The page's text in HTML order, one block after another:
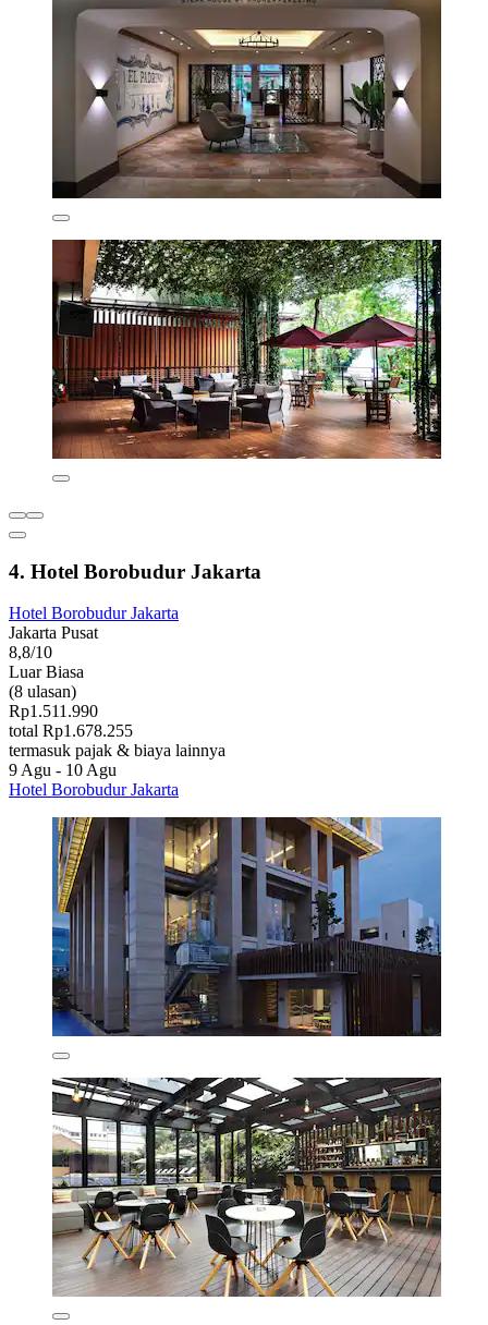
4. Hotel Borobudur Jakarta
Hotel Borobudur Jakarta
Jakarta Pusat
8,8/10
Luar Biasa
(8 ulasan)
Rp1.511.990
total Rp1.678.255
termasuk pajak & biaya lainnya
9 Agu - 10 Agu
Hotel Borobudur Jakarta